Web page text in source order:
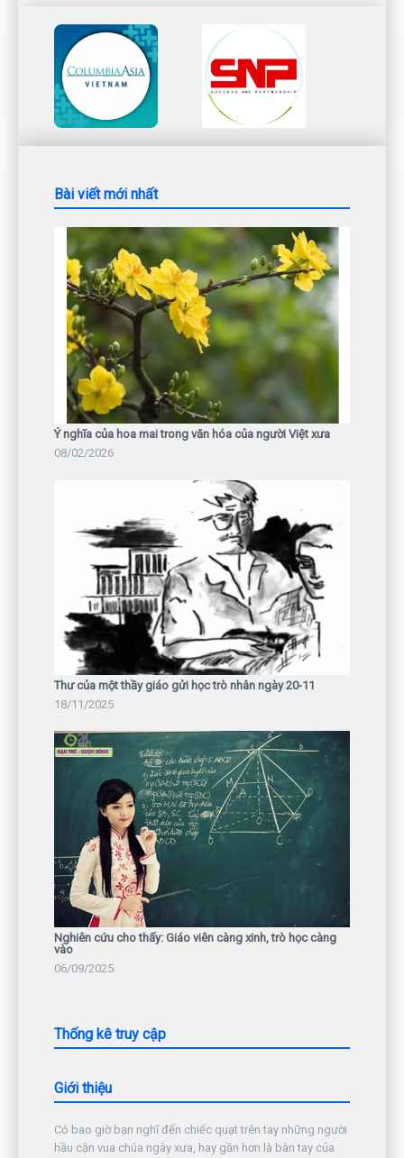
Bài viết mới nhất
Ý nghĩa của hoa mai trong văn hóa của người Việt xưa
08/02/2026
Thư của một thầy giáo gửi học trò nhân ngày 20-11
18/11/2025
Nghiên cứu cho thấy: Giáo viên càng xinh, trò học càng
vào
06/09/2025
Thống kê truy cập
Giới thiệu
Có bao giờ bạn nghĩ đến chiếc quạt trên tay những người
hầu cận vua chúa ngày xưa, hay gần hơn là bàn tay của